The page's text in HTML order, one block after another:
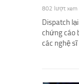
802 lượt xem
Dispatch
chứng cáo
các nghệ